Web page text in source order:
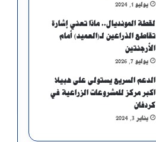
يوليو 1, 2024
لقطة المونديال.. ماذا تعني إشارة
تقاطع الذراعين لـ(العميد) أمام
الأرجنتين
يوليو 7, 2026
الدعم السريع يستولى على هبيلا
اكبر مركز للمشروعات الزراعية في
كردفان
يناير 3, 2024